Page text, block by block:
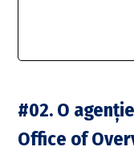
#02. O
Office of